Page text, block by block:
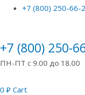
+7 (800) 250-66-
+7 (800) 250-
ПН-ПТ с 9.00 до 18.00
0 ₽ Cart